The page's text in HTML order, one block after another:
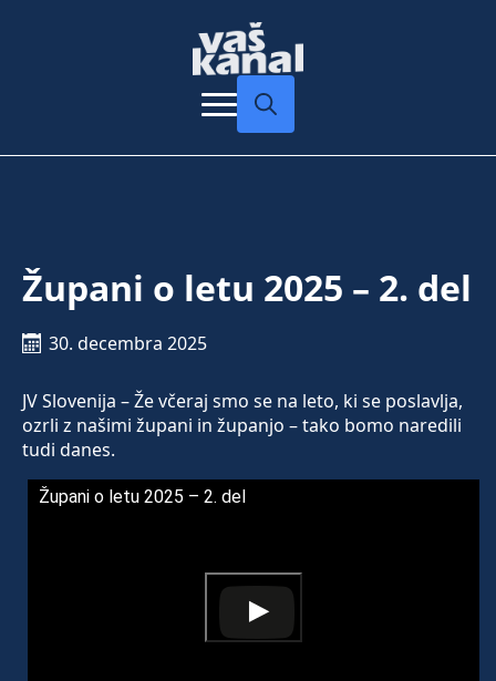
Župani o letu 2025 – 2. del
30. decembra 2025
JV Slovenija – Že včeraj smo se na leto, ki se poslavlja,
ozrli z našimi župani in županjo – tako bomo naredili
tudi danes.
Župani o letu 2025 – 2. del